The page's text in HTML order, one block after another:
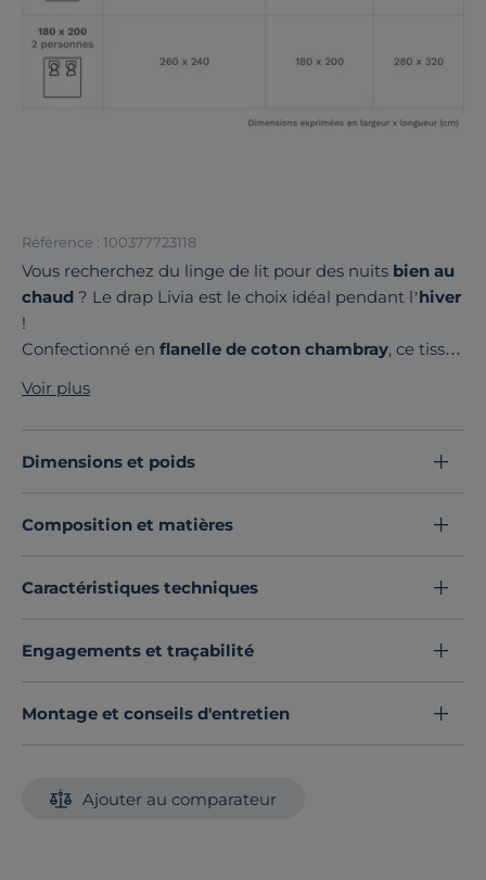
Référence : 100377723118
Vous recherchez du linge de lit pour des nuits bien au
chaud ? Le drap Livia est le choix idéal pendant l’hiver
!
Confectionné en flanelle de coton chambray, ce tissu
douceur
Sonaspect molletonnévous permet de passer de
longues nuits paisibles et bien au chaud.
Voir plus
Dimensions et poids
Composition et matières
Caractéristiques techniques
Engagements et traçabilité
Montage et conseils d'entretien
Ajouter au comparateur